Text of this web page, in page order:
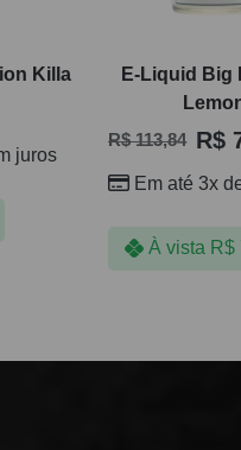
Killa
juros
E-Liquid Big
R$113,84 R$
Em até 3x
À vista R$